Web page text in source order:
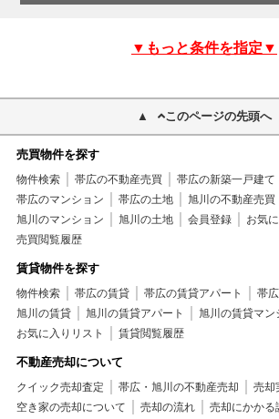
▼もっと条件を指定▼
このページの先頭へ
売買物件を探す
物件検索 帯広の不動産売買 帯広の新築一戸建て
帯広のマンション
帯広の土地 旭川の不動産売買
旭川のマンション
旭川の土地 会員登録
お気
売買閲覧履歴
賃貸物件を探す
物件検索 帯広の賃貸 帯広の賃貸アパート
帯
旭川の賃貸
旭川の賃貸アパート
旭川の賃貸マン
お気に入りリスト
賃貸閲覧履歴
不動産売却について
クイック売却査定 帯広・旭川の不動産売却
売却
空き家の売却について
売却の流れ
売却にかかる